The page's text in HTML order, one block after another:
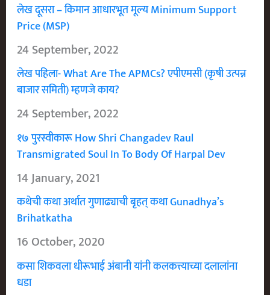
लेख दूसरा – किमान आधारभूत मूल्य Minimum Support
Price (MSP)
24 September, 2022
लेख पहिला- What Are The APMCs? एपीएमसी (कृषी उत्पन्न
बाजार समिती) म्हणजे काय?
24 September, 2022
१७ पुरस्वीकारू How Shri Changadev Raul
Transmigrated Soul In To Body Of Harpal Dev
14 January, 2021
कथेची कथा अर्थात गुणाढ्याची बृहत् कथा Gunadhya’s
Brihatkatha
16 October, 2020
कसा शिकवला धीरूभाई अंबानी यांनी कलकत्त्याच्या दलालांना
धडा